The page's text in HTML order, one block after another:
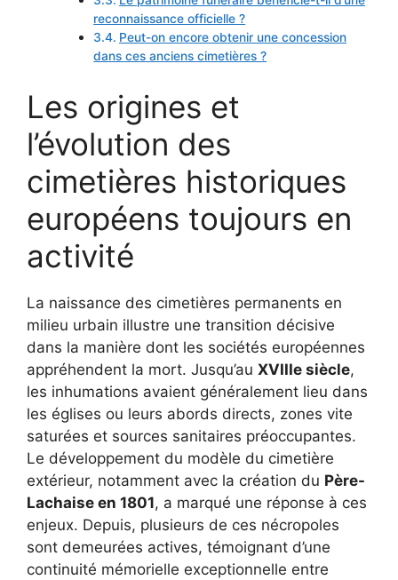
reconnaissance officielle ?
Peut-on encore obtenir une concession
dans ces anciens cimetières ?
Les origines et
l’évolution des
cimetières historiques
européens toujours en
activité
La naissance des cimetières permanents en
milieu urbain illustre une transition décisive
dans la manière dont les sociétés européennes
appréhendent la mort. Jusqu’au XVIIIe siècle,
les inhumations avaient généralement lieu dans
les églises ou leurs abords directs, zones vite
saturées et sources sanitaires préoccupantes.
Le développement du modèle du cimetière
extérieur, notamment avec la création du Père-
Lachaise en 1801, a marqué une réponse à ces
enjeux. Depuis, plusieurs de ces nécropoles
sont demeurées actives, témoignant d’une
continuité mémorielle exceptionnelle entre